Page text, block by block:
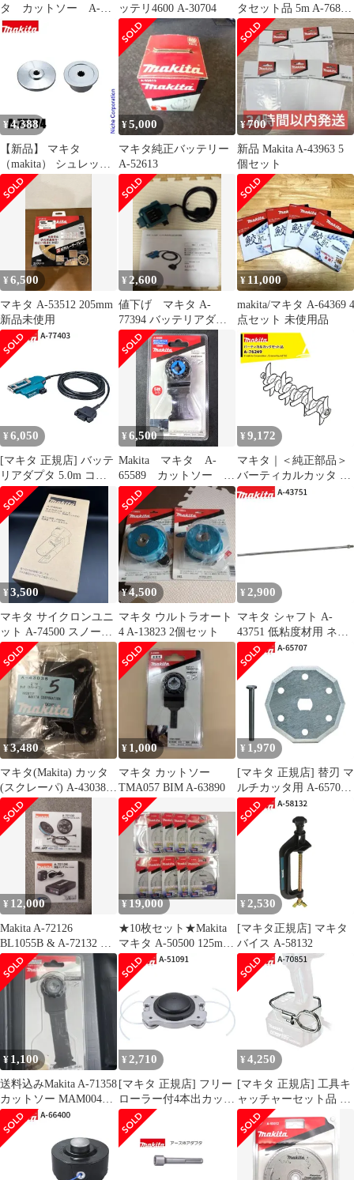
タ カットソー A-
63909 未使用 送料無料
ッテリ4600 A-30704
タセット品 5m A-76831
適用モデル：UP180D
¥4,388
【新品】 マキタ
（makita） シュレッダ
ーブレード付属セット
品 A-75574
¥5,000
マキタ純正バッテリー
A-52613
¥700
新品 Makita A-43963 5
個セット
¥6,500
マキタ A-53512 205mm
新品未使用
¥ 2,600
値下げ マキタ A-
77394 バッテリアダプ
タ 1.6m
¥ 11,000
makita/マキタ A-64369 4
点セット 未使用品
¥ 6,050
[マキタ 正規店] バッテ
リアダプタ 5.0m コネ
クタ式 A-77403 makita
純正 パーツ 部品 正規
品 おすすめ 便利
¥6,500
Makita マキタ A-
65589 カットソー
TMA061HM
¥ 9,172
マキタ｜＜純正部品＞
バーティカルカッタ A-
76249
¥3,500
マキタ サイクロンユニ
ット A-74500 スノーホ
ワイト
¥4,500
マキタ ウルトラオート
4 A-13823 2個セット
¥ 2,900
マキタ シャフト A-
43751 低粘度材用 ネジ
込み式 M12 カクハン機
用 makita 正規品 純正品
撹拌機 撹拌 かくはん機
かくはん アクセサリ ア
タッチメント 部品 交換
¥3,480
マキタ(Makita) カッタ
(スクレーパ) A-43038 5
個セット
¥ 1,000
マキタ カットソー
TMA057 BIM A-63890
¥ 1,970
[マキタ 正規店] 替刃 マ
ルチカッタ用 A-65707
ロックピン付(刃物交換
用)
¥ 12,000
Makita A-72126
BL1055B & A-72132 セ
ット
¥19,000
★10枚セット★Makita
マキタ A-50500 125mm
タフコートチッ
¥ 2,530
[マキタ正規店] マキタ
バイス A-58132
¥ 1,100
送料込みMakita A-71358
カットソー MAM004
SK一枚
¥ 2,710
[マキタ 正規店] フリー
ローラー付4本出カッタ
A-51091
¥ 4,250
[マキタ 正規店] 工具キ
ャッチャーセット品 A-
70851